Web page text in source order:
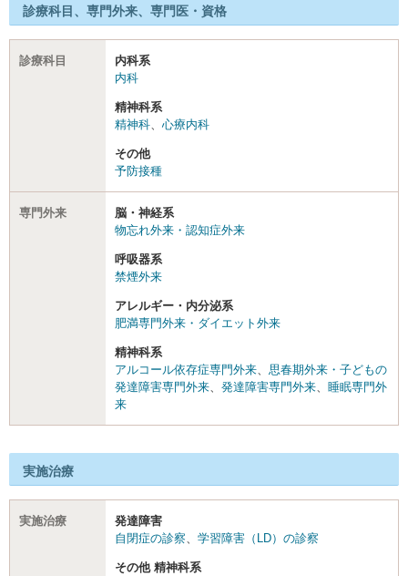
診療科目、専門外来、専門医・資格
診療科目
内科系
内科
精神科系
精神科
心療内科
その他
予防接種
専門外来
脳・神経系
物忘れ外来・認知症外来
呼吸器系
禁煙外来
アレルギー・内分泌系
肥満専門外来・ダイエット外来
精神科系
アルコール依存症専門外来
思春期外来・子どもの
発達障害専門外来
発達障害専門外来
睡眠専門外
来
実施治療
実施治療
発達障害
自閉症の診察
学習障害（LD）の診察
その他 精神科系